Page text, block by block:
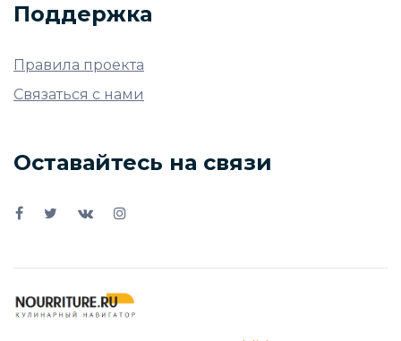
Поддержка
Правила проекта
Связаться с нами
Оставайтесь на связи